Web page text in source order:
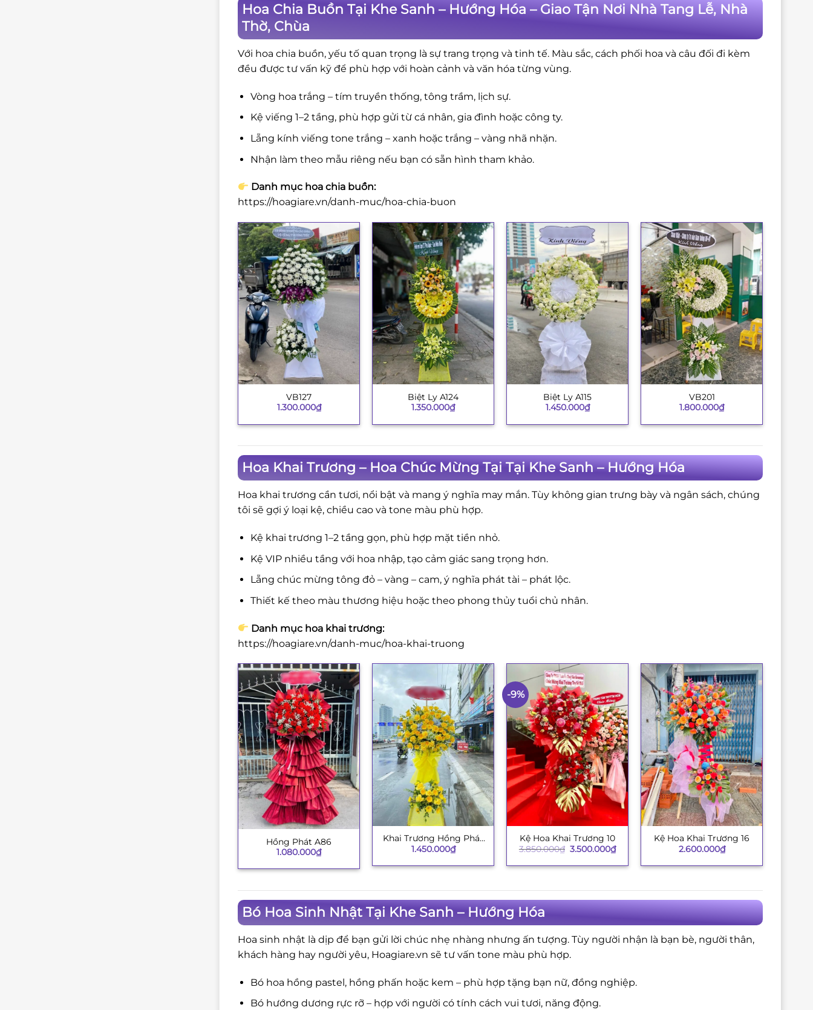
Hoa Chia Buồn Tại Khe Sanh – Hướng Hóa – Giao Tận Nơi Nhà Tang Lễ, Nhà
Thờ, Chùa
Với hoa chia buồn, yếu tố quan trọng là sự trang trọng và tinh tế. Màu sắc, cách phối hoa và câu đối đi kèm
đều được tư vấn kỹ để phù hợp với hoàn cảnh và văn hóa từng vùng.
Vòng hoa trắng – tím truyền thống, tông trầm, lịch sự.
Kệ viếng 1–2 tầng, phù hợp gửi từ cá nhân, gia đình hoặc công ty.
Lẵng kính viếng tone trắng – xanh hoặc trắng – vàng nhã nhặn.
Nhận làm theo mẫu riêng nếu bạn có sẵn hình tham khảo.
Danh mục hoa chia buồn:
https://hoagiare.vn/danh-muc/hoa-chia-buon
VB127
1.300.000₫
Biệt Ly A124
1.350.000₫
Biệt Ly A115
1.450.000₫
VB201
1.800.000₫
Hoa Khai Trương – Hoa Chúc Mừng Tại Tại Khe Sanh – Hướng Hóa
Hoa khai trương cần tươi, nổi bật và mang ý nghĩa may mắn. Tùy không gian trưng bày và ngân sách, chúng
tôi sẽ gợi ý loại kệ, chiều cao và tone màu phù hợp.
Kệ khai trương 1–2 tầng gọn, phù hợp mặt tiền nhỏ.
Kệ VIP nhiều tầng với hoa nhập, tạo cảm giác sang trọng hơn.
Lẵng chúc mừng tông đỏ – vàng – cam, ý nghĩa phát tài – phát lộc.
Thiết kế theo màu thương hiệu hoặc theo phong thủy tuổi chủ nhân.
Danh mục hoa khai trương:
https://hoagiare.vn/danh-muc/hoa-khai-truong
Hồng Phát A86
1.080.000₫
+
Khai Trương Hồng Phát
003
1.450.000₫
-9%
+
Kệ Hoa Khai Trương 10
3.850.000₫ Giá
là:
3.500.000₫Giá
hiện
tại
+
Kệ Hoa Khai Trương 16
2.600.000₫
Bó Hoa Sinh Nhật Tại Khe Sanh – Hướng Hóa
Hoa sinh nhật là dịp để bạn gửi lời chúc nhẹ nhàng nhưng ấn tượng. Tùy người nhận là bạn bè, người thân,
khách hàng hay người yêu, Hoagiare.vn sẽ tư vấn tone màu phù hợp.
Bó hoa hồng pastel, hồng phấn hoặc kem – phù hợp tặng bạn nữ, đồng nghiệp.
Bó hướng dương rực rỡ – hợp với người có tính cách vui tươi, năng động.